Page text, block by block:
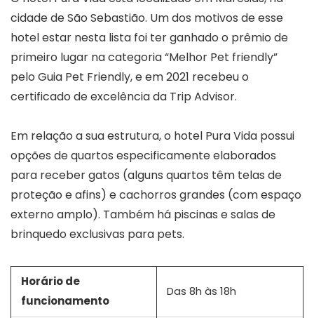
cidade de São Sebastião. Um dos motivos de esse
hotel estar nesta lista foi ter ganhado o prêmio de
primeiro lugar na categoria “Melhor Pet friendly”
pelo Guia Pet Friendly, e em 2021 recebeu o
certificado de excelência da Trip Advisor.
Em relação a sua estrutura, o hotel Pura Vida possui
opções de quartos especificamente elaborados
para receber gatos (alguns quartos têm telas de
proteção e afins) e cachorros grandes (com espaço
externo amplo). Também há piscinas e salas de
brinquedo exclusivas para pets.
Horário de
funcionamento
Das 8h às 18h